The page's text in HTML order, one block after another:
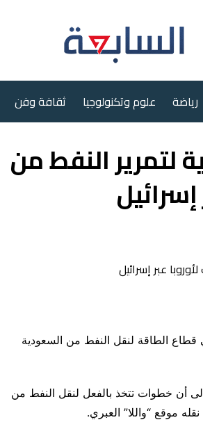
رياضة علوم وتكنولوجيا ثقافة وفن
النفط من
الطاقة لنقل النفط من السعودية
أن خطوات تتخذ بالفعل لنقل النفط من
موقع “واللا” العبري.